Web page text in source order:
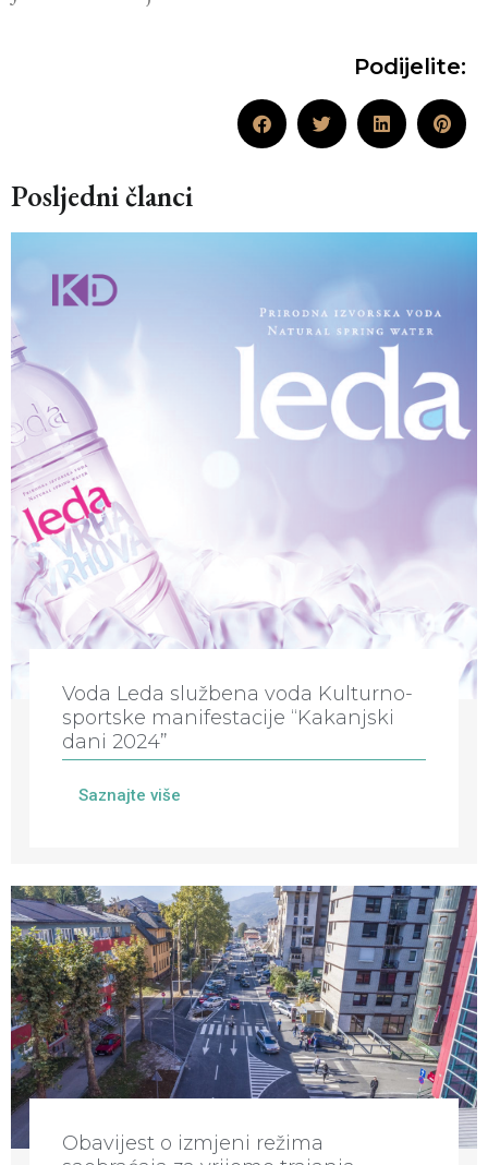
Podijelite:
Posljedni članci
Voda Leda službena voda Kulturno-
sportske manifestacije “Kakanjski
dani 2024”
Saznajte više
Obavijest o izmjeni režima